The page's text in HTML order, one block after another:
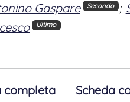
Gaspare Secondo ;
Ultimo
completa Scheda